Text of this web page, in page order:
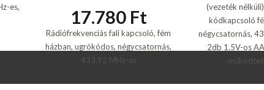
es,
17.780 Ft
Rádiófrekvenciás fali kapcsoló, fém
házban, ugrókódos, négycsatornás,
433.92 MHz-es
(vezeték
kódkapcsoló
négycsatornás,
2db 1.5V-os